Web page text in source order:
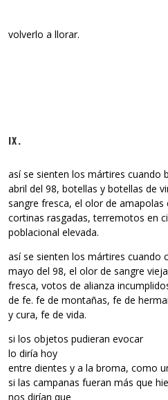
volverlo a llorar.
IX.
así se sienten los mártires cuando
abril del 98, botellas y botellas de
sangre fresca, el olor de amapolas
cortinas rasgadas, terremotos en
poblacional elevada.
así se sienten los mártires cuando
mayo del 98, el olor de sangre
fresca, votos de alianza
de fe. fe de montañas, fe de
y cura, fe de vida.
si los objetos pudieran evocar
lo diría hoy
entre dientes y a la broma, como
si las campanas fueran más que
nos dirían que